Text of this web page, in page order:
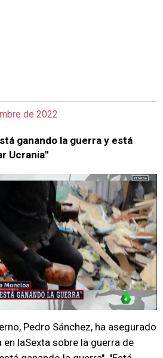
de 2022
ganando la guerra y está
Ucrania"
Pedro Sánchez, ha asegurado
laSexta sobre la guerra de